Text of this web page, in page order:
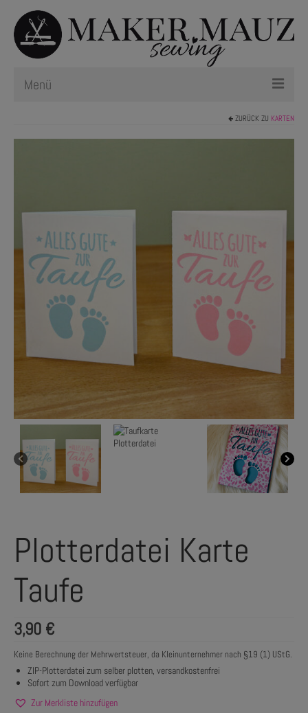
Menü
ZURÜCK ZU KARTEN
Plotterdatei Karte
Taufe
3,90 €
Keine Berechnung der Mehrwertsteuer, da Kleinunternehmer nach §19 (1) UStG.
ZIP-Plotterdatei zum selber plotten, versandkostenfrei
Sofort zum Download verfügbar
Zur Merkliste hinzufügen